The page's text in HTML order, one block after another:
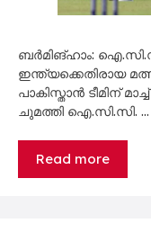
ബർമിങ്ഹാം:
ഇന്ത്യക്കെതിരായ
പാകിസ്താൻ ടീമിന്
ചുമത്തി ഐ.സി.സി. …
Read more